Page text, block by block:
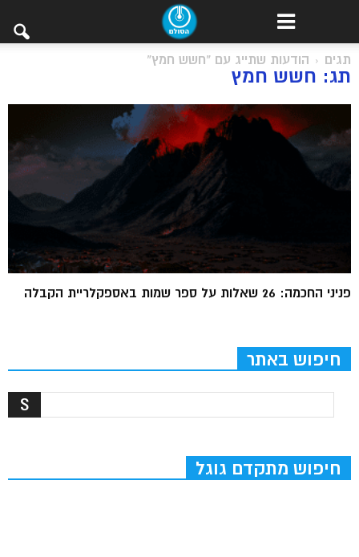
תגים הודעות שתייג עם "חשש חמץ"
תג: חשש חמץ
פניני החכמה: 26 שאלות על ספר שמות באספקלריית הקבלה
חיפוש באתר
חיפוש מתקדם גוגל